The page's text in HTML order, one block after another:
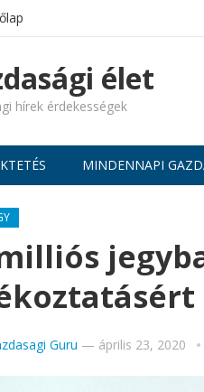
élet
hírek érdekességek
MINDENNAPI
Guru — április 23, 2020